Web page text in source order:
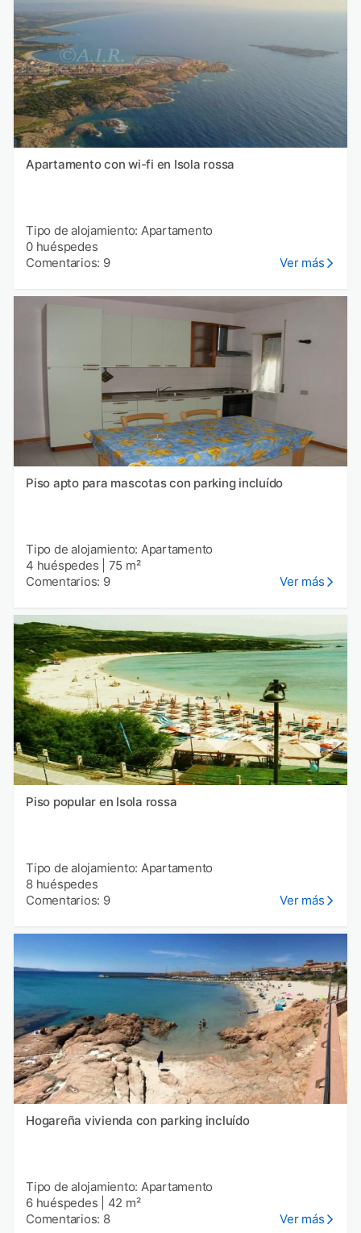
Apartamento con wi-fi en Isola rossa
Tipo de alojamiento: Apartamento
0 huéspedes
Comentarios: 9
Ver más
Piso apto para mascotas con parking incluído
Tipo de alojamiento: Apartamento
4 huéspedes
75 m²
Comentarios: 9
Ver más
Piso popular en Isola rossa
Tipo de alojamiento: Apartamento
8 huéspedes
Comentarios: 9
Ver más
Hogareña vivienda con parking incluído
Tipo de alojamiento: Apartamento
6 huéspedes
42 m²
Comentarios: 8
Ver más